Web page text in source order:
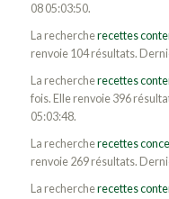
08 05:03:50.
La rechercherecettes
renvoie 104 résultats.
La rechercherecettes
fois. Elle renvoie 396
05:03:48.
La rechercherecettes
renvoie 269 résultats.
La rechercherecettes